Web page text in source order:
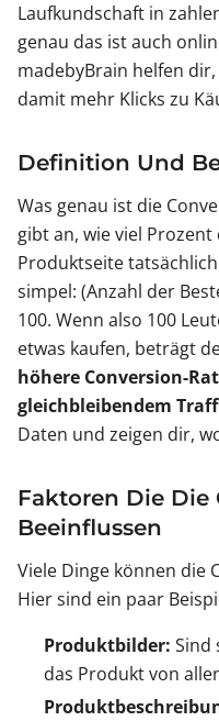
Laufkundschaft in
genau das ist auch
madebyBrain helfen
damit mehr Klicks zu
Definition Und
Was genau ist die
gibt an, wie viel
Produktseite
simpel: (Anzahl der
100. Wenn also 100
etwas kaufen, beträgt
höhere Conversion-
gleichbleibendem
Daten und zeigen dir,
Faktoren Die Die
Beeinflussen
Viele Dinge können die
Hier sind ein paar
Produktbilder: Sind
das Produkt von